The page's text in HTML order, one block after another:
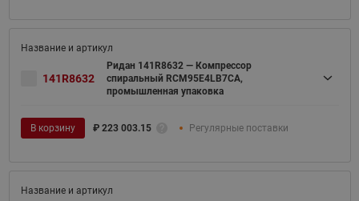
141R8632
Ридан 141R8632 — Компрессор
спиральный RCM95E4LB7CA,
промышленная упаковка
В корзину ₽ 223 003.15 Регулярные поставки